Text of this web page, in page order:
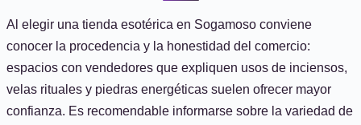
Al elegir una tienda esotérica en Sogamoso conviene
conocer la procedencia y la honestidad del comercio:
espacios con vendedores que expliquen usos de inciensos,
velas rituales y piedras energéticas suelen ofrecer mayor
confianza. Es recomendable informarse sobre la variedad de